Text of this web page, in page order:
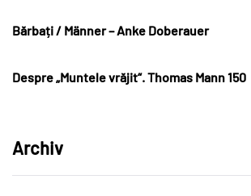
Bărbați / Männer – Anke Doberauer
Despre „Muntele vrăjit“. Thomas Mann 150
Archiv